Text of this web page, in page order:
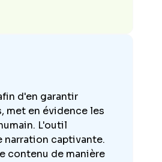
d'en garantir
met en évidence les
L'outil
narration captivante.
contenu de manière